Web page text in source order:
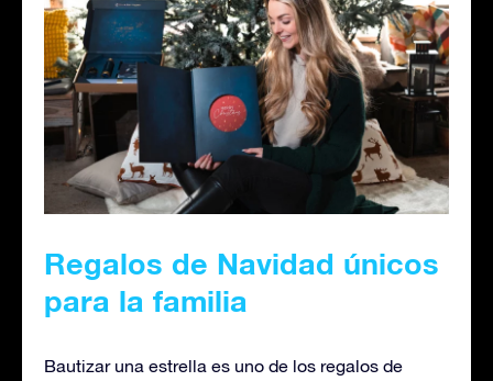
Regalos de Navidad únicos
para la familia
Bautizar una estrella es uno de los regalos de